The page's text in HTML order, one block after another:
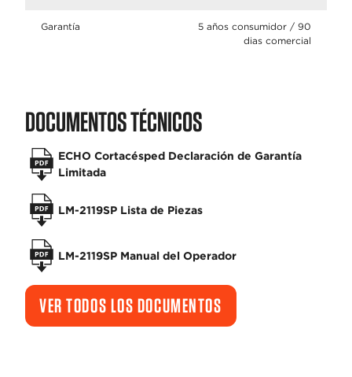
Garantía
5 años consumidor / 90
dias comercial
DOCUMENTOS TÉCNICOS
ECHO Cortacésped Declaración de Garantía
Limitada
LM-2119SP Lista de Piezas
LM-2119SP Manual del Operador
VER TODOS LOS DOCUMENTOS